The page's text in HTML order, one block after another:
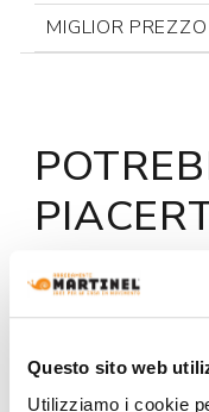
Questo sito web
Utilizziamo i cookie
MIGLIOR